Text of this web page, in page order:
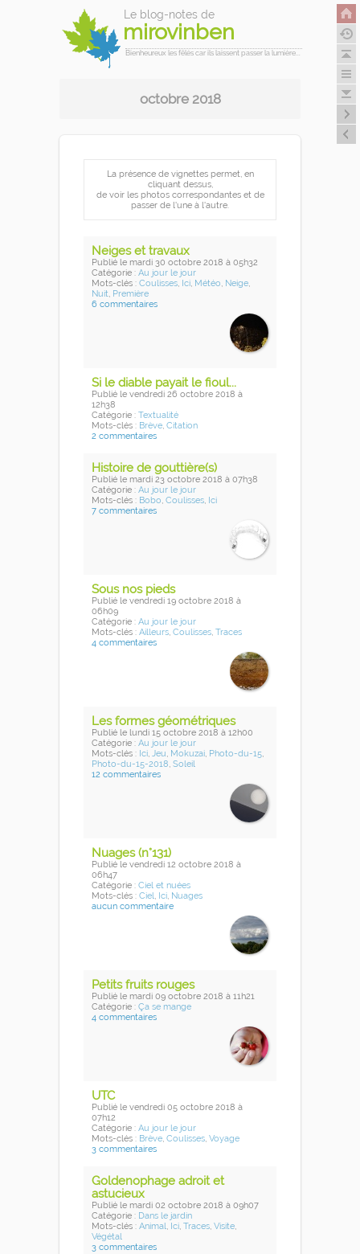
Le blog-notes de
mirovinben
Bienheureux les fêlés car ils laissent passer la lumière...
octobre 2018
La présence de vignettes permet, en
cliquant dessus,
de voir les photos correspondantes et de
passer de l'une à l'autre.
Neiges et travaux
Publié le mardi 30 octobre 2018 à 05h32
Catégorie : Au jour le jour
Mots-clés : Coulisses, Ici, Météo, Neige,
Nuit, Première
6 commentaires
Si le diable payait le fioul...
Publié le vendredi 26 octobre 2018 à
12h38
Catégorie : Textualité
Mots-clés : Brève, Citation
2 commentaires
Histoire de gouttière(s)
Publié le mardi 23 octobre 2018 à 07h38
Catégorie : Au jour le jour
Mots-clés : Bobo, Coulisses, Ici
7 commentaires
Sous nos pieds
Publié le vendredi 19 octobre 2018 à
06h09
Catégorie : Au jour le jour
Mots-clés : Ailleurs, Coulisses, Traces
4 commentaires
Les formes géométriques
Publié le lundi 15 octobre 2018 à 12h00
Catégorie : Au jour le jour
Mots-clés : Ici, Jeu, Mokuzai, Photo-du-15,
Photo-du-15-2018, Soleil
12 commentaires
Nuages (n°131)
Publié le vendredi 12 octobre 2018 à
06h47
Catégorie : Ciel et nuées
Mots-clés : Ciel, Ici, Nuages
aucun commentaire
Petits fruits rouges
Publié le mardi 09 octobre 2018 à 11h21
Catégorie : Ça se mange
4 commentaires
UTC
Publié le vendredi 05 octobre 2018 à
07h12
Catégorie : Au jour le jour
Mots-clés : Brève, Coulisses, Voyage
3 commentaires
Goldenophage adroit et
astucieux
Publié le mardi 02 octobre 2018 à 09h07
Catégorie : Dans le jardin
Mots-clés : Animal, Ici, Traces, Visite,
Végétal
3 commentaires